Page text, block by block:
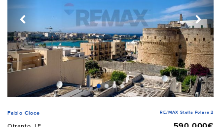
Fabio Cioce RE/MAX Stella Polare 2